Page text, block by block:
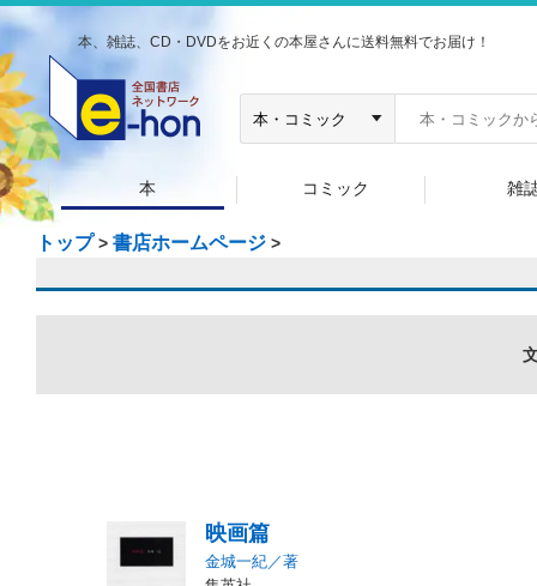
本、雑誌、CD・DVDをお近くの本屋さんに送料無料でお届け！
本 コミック 雑
トップ > 書店ホームページ>
映画篇
金城一紀／著